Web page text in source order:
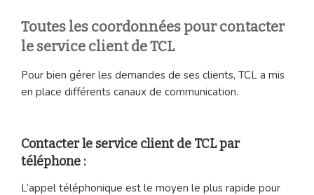
Toutes les coordonnées pour contacter
le service client de TCL
Pour bien gérer les demandes de ses clients, TCL a mis
en place différents canaux de communication.
Contacter le service client de TCL par
téléphone :
L’appel téléphonique est le moyen le plus rapide pour